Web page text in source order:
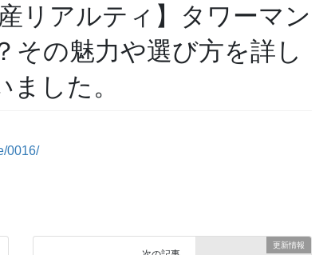
リアルティ】タワーマン
その魅力や選び方を詳し
した。
0016/
更新情報